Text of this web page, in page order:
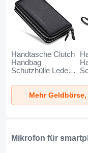
Handtasche Clutch
Handbag
Schutzhülle Leder
Xiaomi Redmi 4X
Schwarz
Mehr
Mikrofon für